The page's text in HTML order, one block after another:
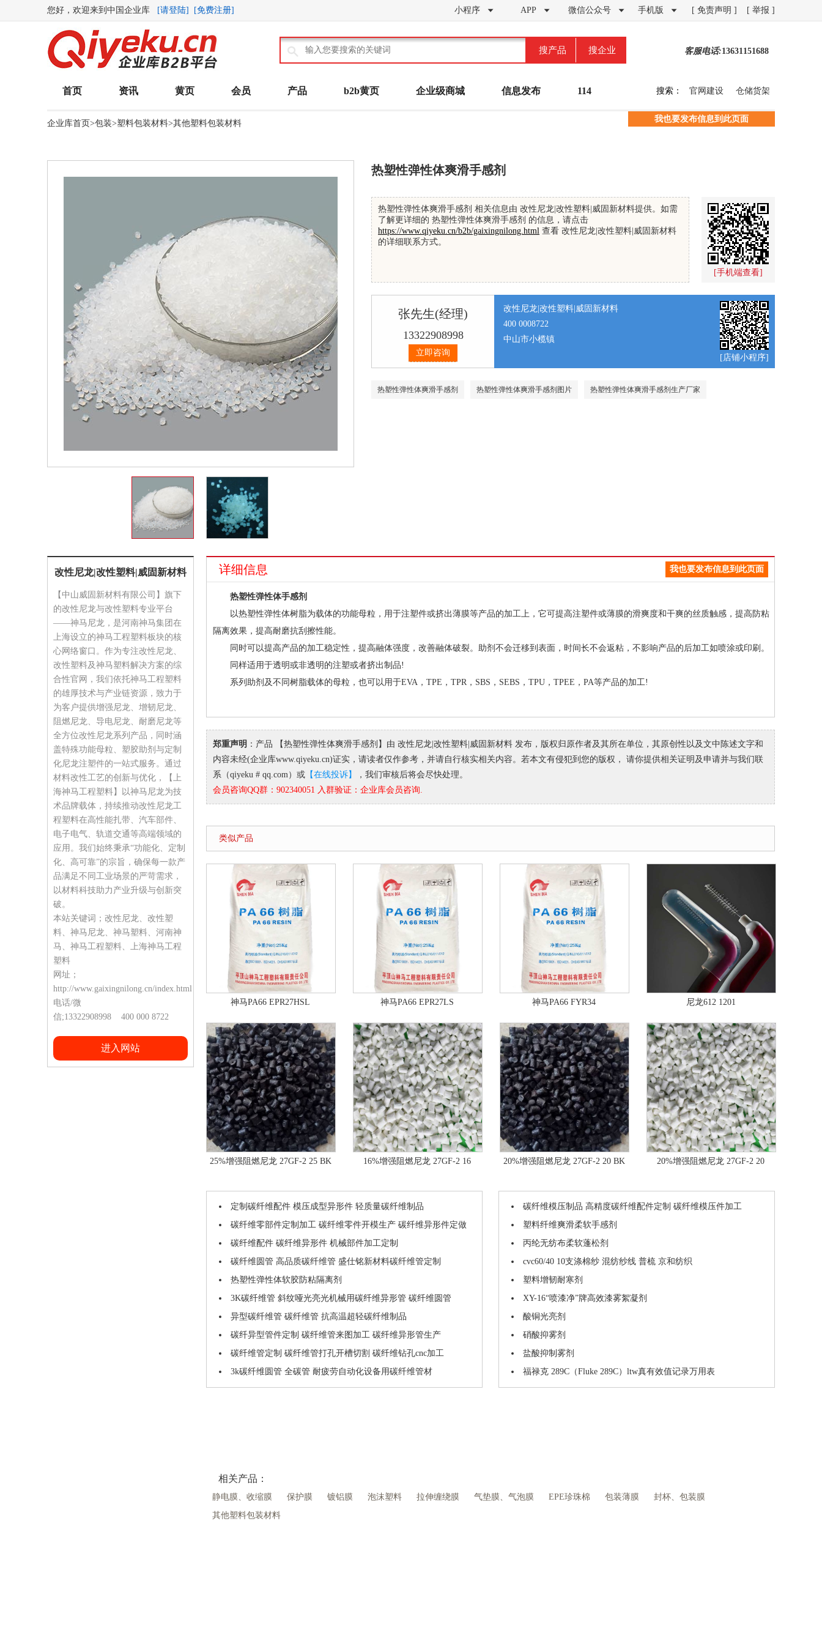
您好，欢迎来到中国企业库 [请登陆] [免费注册] 小程序  APP  微信公众号  手机版  [ 免责声明 ] [ 举报 ]
 搜产品 搜企业 客服电话:13631151688
首页 资讯 黄页 会员 产品 b2b黄页 企业级商城 信息发布 114 搜索： 官网建设 仓储货架
企业库首页>包装>塑料包装材料>其他塑料包装材料 我也要发布信息到此页面
热塑性弹性体爽滑手感剂
热塑性弹性体爽滑手感剂 相关信息由 改性尼龙|改性塑料|威固新材料提供。如需
了解更详细的 热塑性弹性体爽滑手感剂 的信息，请点击
https://www.qiyeku.cn/b2b/gaixingnilong.html 查看 改性尼龙|改性塑料|威固新材料
的详细联系方式。
[手机端查看]
张先生(经理)
13322908998
立即咨询
改性尼龙|改性塑料|威固新材料
400 0008722
中山市小榄镇
[店铺小程序]
热塑性弹性体爽滑手感剂 热塑性弹性体爽滑手感剂图片 热塑性弹性体爽滑手感剂生产厂家
改性尼龙|改性塑料|威固新材料
【中山威固新材料有限公司】旗下
的改性尼龙与改性塑料专业平台
——神马尼龙，是河南神马集团在
上海设立的神马工程塑料板块的核
心网络窗口。作为专注改性尼龙、
改性塑料及神马塑料解决方案的综
合性官网，我们依托神马工程塑料
的雄厚技术与产业链资源，致力于
为客户提供增强尼龙、增韧尼龙、
阻燃尼龙、导电尼龙、耐磨尼龙等
全方位改性尼龙系列产品，同时涵
盖特殊功能母粒、塑胶助剂与定制
化尼龙注塑件的一站式服务。通过
材料改性工艺的创新与优化，【上
海神马工程塑料】以神马尼龙为技
术品牌载体，持续推动改性尼龙工
程塑料在高性能扎带、汽车部件、
电子电气、轨道交通等高端领域的
应用。我们始终秉承“功能化、定制
化、高可靠”的宗旨，确保每一款产
品满足不同工业场景的严苛需求，
以材料科技助力产业升级与创新突
破。
本站关键词；改性尼龙、改性塑
料、神马尼龙、神马塑料、河南神
马、神马工程塑料、上海神马工程
塑料
网址；
http://www.gaixingnilong.cn/index.html
电话/微
信;13322908998 400 000 8722
进入网站
详细信息 我也要发布信息到此页面
热塑性弹性体手感剂
以热塑性弹性体树脂为载体的功能母粒，用于注塑件或挤出薄膜等产品的加工上，它可提高注塑件或薄膜的滑爽度和干爽的丝质触感，提高防粘
隔离效果，提高耐磨抗刮擦性能。
同时可以提高产品的加工稳定性，提高融体强度，改善融体破裂。助剂不会迁移到表面，时间长不会返粘，不影响产品的后加工如喷涂或印刷。
同样适用于透明或非透明的注塑或者挤出制品!
系列助剂及不同树脂载体的母粒，也可以用于EVA，TPE，TPR，SBS，SEBS，TPU，TPEE，PA等产品的加工!
郑重声明 ：产品 【热塑性弹性体爽滑手感剂】由 改性尼龙|改性塑料|威固新材料 发布，版权归原作者及其所在单位，其原创性以及文中陈述文字和
内容未经(企业库www.qiyeku.cn)证实，请读者仅作参考，并请自行核实相关内容。若本文有侵犯到您的版权， 请你提供相关证明及申请并与我们联
系（qiyeku # qq.com）或 【在线投诉】
，我们审核后将会尽快处理。
会员咨询QQ群：902340051 入群验证：企业库会员咨询.
类似产品
神马PA66 EPR27HSL 神马PA66 EPR27LS 神马PA66 FYR34 尼龙612 1201
25%增强阻燃尼龙 27GF-2 25 BK 16%增强阻燃尼龙 27GF-2 16 20%增强阻燃尼龙 27GF-2 20 BK 20%增强阻燃尼龙 27GF-2 20
定制碳纤维配件 模压成型异形件 轻质量碳纤维制品
碳纤维零部件定制加工 碳纤维零件开模生产 碳纤维异形件定做
碳纤维配件 碳纤维异形件 机械部件加工定制
碳纤维圆管 高品质碳纤维管 盛仕铭新材料碳纤维管定制
热塑性弹性体软胶防粘隔离剂
3K碳纤维管 斜纹哑光亮光机械用碳纤维异形管 碳纤维圆管
异型碳纤维管 碳纤维管 抗高温超轻碳纤维制品
碳纤异型管件定制 碳纤维管来图加工 碳纤维异形管生产
碳纤维管定制 碳纤维管打孔开槽切割 碳纤维钻孔cnc加工
3k碳纤维圆管 全碳管 耐疲劳自动化设备用碳纤维管材
碳纤维模压制品 高精度碳纤维配件定制 碳纤维模压件加工
塑料纤维爽滑柔软手感剂
丙纶无纺布柔软蓬松剂
cvc60/40 10支涤棉纱 混纺纱线 普梳 京和纺织
塑料增韧耐寒剂
XY-16“喷漆净”牌高效漆雾絮凝剂
酸铜光亮剂
硝酸抑雾剂
盐酸抑制雾剂
福禄克 289C（Fluke 289C）ltw真有效值记录万用表
相关产品：
静电膜、收缩膜 保护膜 镀铝膜 泡沫塑料 拉伸缠绕膜 气垫膜、气泡膜 EPE珍珠棉 包装薄膜
封杯、包装膜
其他塑料包装材料